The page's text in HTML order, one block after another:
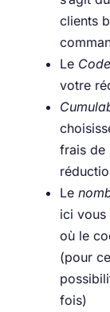
clients
Le Code
votre
frais de
Le
ici vous
où le
(pour
fois)